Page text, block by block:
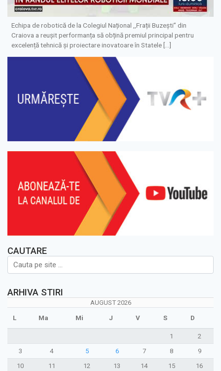
Echipa de robotică de la Colegiul Național ,,Frații Buzești” din
Craiova a reușit performanța să obțină premiul principal pentru
excelență tehnică și proiectare inovatoare în Statele […]
CAUTARE
ARHIVA STIRI
AUGUST 2026
L Ma Mi J V S D
1
2
3
4 5 6 7 8
9
10
11 12 13 14 15
16